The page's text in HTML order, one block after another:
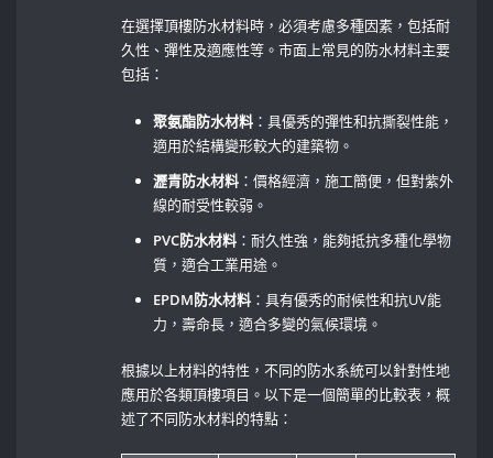
在選擇頂樓防水材料時，必須考慮多種因素，包括耐
久性、彈性及適應性等。市面上常見的防水材料主要
包括：
聚氨酯防水材料 ：具優秀的彈性和抗撕裂性能，
適用於結構變形較大的建築物。
瀝青防水材料 ：價格經濟，施工簡便，但對紫外
線的耐受性較弱。
PVC防水材料 ：耐久性強，能夠抵抗多種化學物
質，適合工業用途。
EPDM防水材料 ：具有優秀的耐候性和抗UV能
力，壽命長，適合多變的氣候環境。
根據以上材料的特性，不同的防水系統可以針對性地
應用於各類頂樓項目。以下是一個簡單的比較表，概
述了不同防水材料的特點：